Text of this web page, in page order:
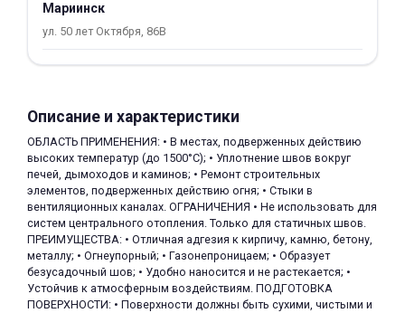
Мариинск
ул. 50 лет Октября, 86В
Описание и характеристики
ОБЛАСТЬ ПРИМЕНЕНИЯ: • В местах, подверженных действию
высоких температур (до 1500°С); • Уплотнение швов вокруг
печей, дымоходов и каминов; • Ремонт строительных
элементов, подверженных действию огня; • Стыки в
вентиляционных каналах. ОГРАНИЧЕНИЯ • Не использовать для
систем центрального отопления. Только для статичных швов.
ПРЕИМУЩЕСТВА: • Отличная адгезия к кирпичу, камню, бетону,
металлу; • Огнеупорный; • Газонепроницаем; • Образует
безусадочный шов; • Удобно наносится и не растекается; •
Устойчив к атмосферным воздействиям. ПОДГОТОВКА
ПОВЕРХНОСТИ: • Поверхности должны быть сухими, чистыми и